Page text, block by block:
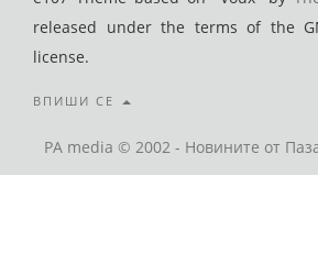
released under the terms of the
license.
ВПИШИ СЕ
PA media © 2002 - Новините от